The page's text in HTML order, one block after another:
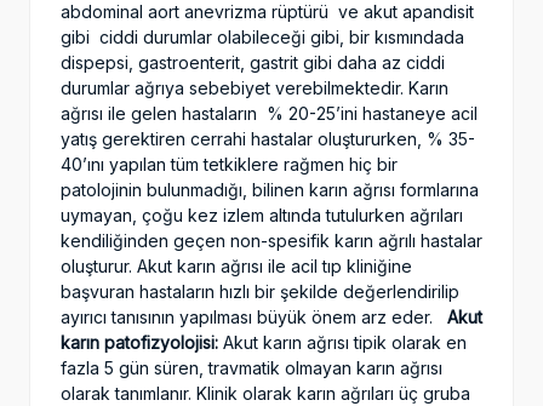
abdominal aort anevrizma rüptürü ve akut apandisit
gibi ciddi durumlar olabileceği gibi, bir kısmındada
dispepsi, gastroenterit, gastrit gibi daha az ciddi
durumlar ağrıya sebebiyet verebilmektedir. Karın
ağrısı ile gelen hastaların % 20-25’ini hastaneye acil
yatış gerektiren cerrahi hastalar oluştururken, % 35-
40’ını yapılan tüm tetkiklere rağmen hiç bir
patolojinin bulunmadığı, bilinen karın ağrısı formlarına
uymayan, çoğu kez izlem altında tutulurken ağrıları
kendiliğinden geçen non-spesifik karın ağrılı hastalar
oluşturur. Akut karın ağrısı ile acil tıp kliniğine
başvuran hastaların hızlı bir şekilde değerlendirilip
ayırıcı tanısının yapılması büyük önem arz eder. Akut
karın patofizyolojisi: Akut karın ağrısı tipik olarak en
fazla 5 gün süren, travmatik olmayan karın ağrısı
olarak tanımlanır. Klinik olarak karın ağrıları üç gruba